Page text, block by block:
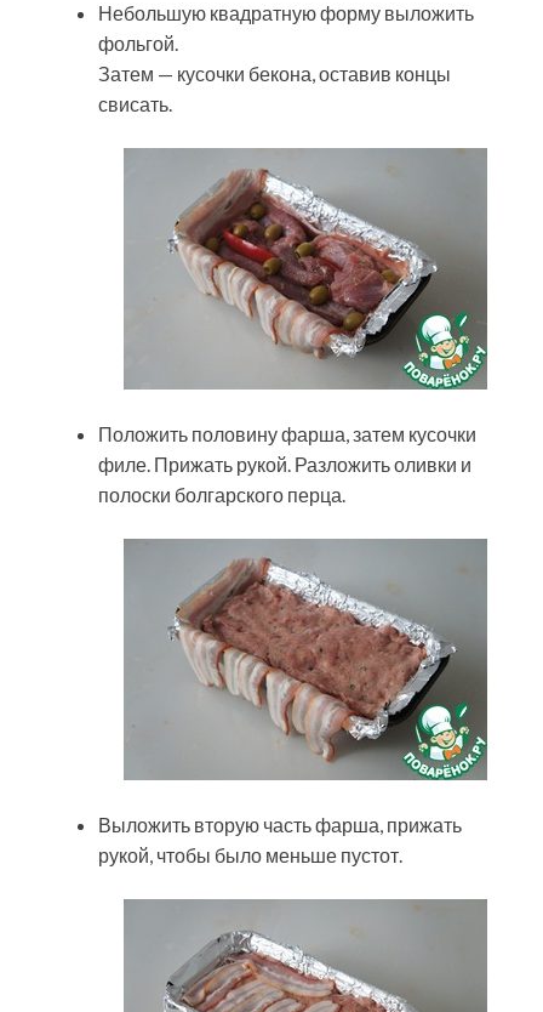
Небольшую квадратную форму выложить
фольгой.
Затем — кусочки бекона, оставив концы
свисать.
Положить половину фарша, затем кусочки
филе. Прижать рукой. Разложить оливки и
полоски болгарского перца.
Выложить вторую часть фарша, прижать
рукой, чтобы было меньше пустот.